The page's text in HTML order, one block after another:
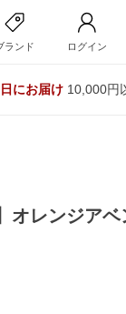
ランド ログイン
にお届け10,000円
オレンジア